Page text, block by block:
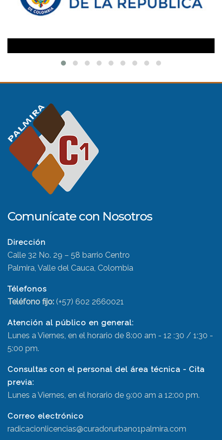
Comunícate con Nosotros
Dirección
Calle 32 No. 29 – 58 barrio Centro
Palmira, Valle del Cauca, Colombia
Télefonos
Teléfono fijo: (+57) 602 2660021
Atención al público en general:
Lunes a Viernes, en el horario de 8:00 am - 12 :30 / 1:30 -
5:00 pm.
Consultas con el personal del área técnica - Cita
previa:
Lunes a Viernes, en el horario de 9:00 am a 12:00 pm.
Correo electrónico
radicacionlicencias@curadorurbano1palmira.com